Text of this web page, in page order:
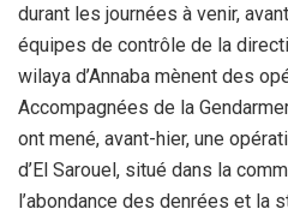
durant les journées à venir,
équipes de contrôle de la
wilaya d’Annaba mènent des
Accompagnées de la
ont mené, avant-hier, une
d’El Sarouel, situé dans la
l’abondance des denrées et la